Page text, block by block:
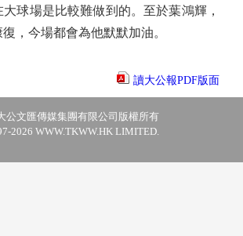
大球場是比較難做到的。至於葉鴻輝，
，今場都會為他默默加油。
讀大公報PDF版面
公文匯傳媒集團有限公司版權所有
2026 WWW.TKWW.HK LIMITED.